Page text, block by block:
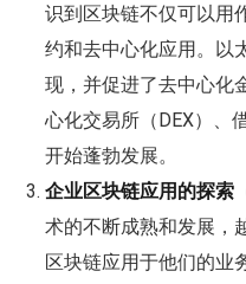
识到区块链不仅可以用
约和去中心化应用。以
现，并促进了去中心化
心化交易所（DEX）、
开始蓬勃发展。
企业区块链应用的探索
术的不断成熟和发展，
区块链应用于他们的业